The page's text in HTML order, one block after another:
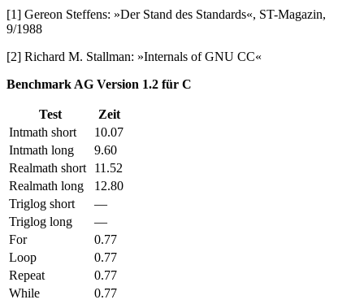
[1] Gereon Steffens: »Der Stand des Standards«, ST-Magazin,
9/1988
[2] Richard M. Stallman: »Internals of GNU CC«
Benchmark AG Version 1.2 für C
Test
Zeit
Intmath short
10.07
Intmath long
9.60
Realmath short
11.52
Realmath long
12.80
Triglog short
—
Triglog long
—
For
0.77
Loop
0.77
Repeat
0.77
While
0.77